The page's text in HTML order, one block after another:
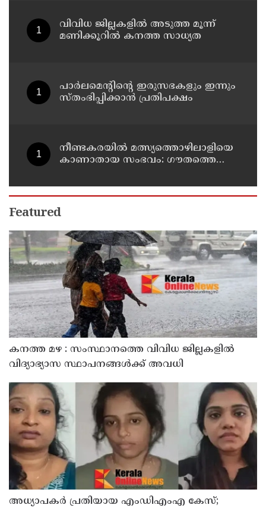
വിവിധ ജില്ലകളില്‍ അടുത്ത മൂന്ന്
മണിക്കൂറില്‍ കനത്ത സാധ്യത
പാര്‍ലമെന്റിന്റെ ഇരുസഭകളും ഇന്നും
സ്തംഭിപ്പിക്കാന്‍ പ്രതിപക്ഷം
നീണ്ടകരയില്‍ മത്സ്യത്തൊഴിലാളിയെ
കാണാതായ സംഭവം: ഗൗതത്തെ
Featured
കനത്ത മഴ : സംസ്ഥാനത്തെ വിവിധ ജില്ലകളിൽ
വിദ്യാഭ്യാസ സ്ഥാപനങ്ങൾക്ക് അവധി
അധ്യാപകര്‍ പ്രതിയായ എംഡിഎംഎ കേസ്;